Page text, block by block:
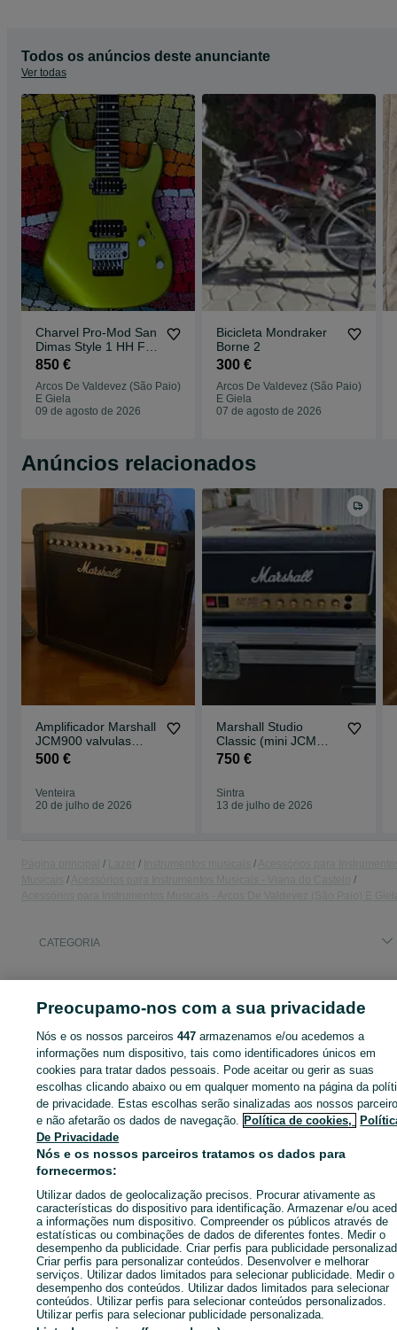
Todos os anúncios deste anunciante
Ver todas
Charvel Pro-Mod San
Dimas Style 1 HH FR
(MIM)
850 €
Arcos De Valdevez (São Paio)
E Giela
09 de agosto de 2026
Bicicleta Mondraker
Borne 2
300 €
Arcos De Valdevez (São Paio)
E Giela
07 de agosto de 2026
Anúncios relacionados
Amplificador Marshall
JCM900 valvulas
guitarra
500 €
Venteira
20 de julho de 2026
Marshall Studio
Classic (mini JCM
800)
750 €
Sintra
13 de julho de 2026
CATEGORIA
Entra na tua conta OLX ou cria uma nova para contactares
anunciante
Entrar ou criar conta
Enviar mensagem
Preocupamo-nos com a sua privacidade
Nós e os nossos parceiros447 armazenamos e/ou acedemos a
informações num dispositivo, tais como identificadores únicos em
cookies para tratar dados pessoais. Pode aceitar ou gerir as suas
escolhas clicando abaixo ou em qualquer momento na página da
de privacidade. Estas escolhas serão sinalizadas aos nossos
e não afetarão os dados de navegação. Política de cookies,
De Privacidade
Nós e os nossos parceiros tratamos os dados para
fornecermos:
Utilizar dados de geolocalização precisos. Procurar ativamente as
características do dispositivo para identificação. Armazenar e/ou
a informações num dispositivo. Compreender os públicos através de
estatísticas ou combinações de dados de diferentes fontes. Medir o
desempenho da publicidade. Criar perfis para publicidade
Criar perfis para personalizar conteúdos. Desenvolver e melhorar
serviços. Utilizar dados limitados para selecionar publicidade. Medir o
desempenho dos conteúdos. Utilizar dados limitados para selecionar
conteúdos. Utilizar perfis para selecionar conteúdos personalizados.
Utilizar perfis para selecionar publicidade personalizada.